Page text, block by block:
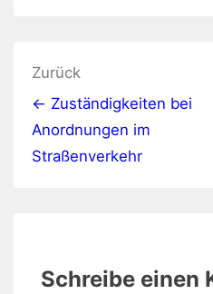
Zurück
← Zuständigkeiten bei
Anordnungen im
Straßenverkehr
Schreibe einen